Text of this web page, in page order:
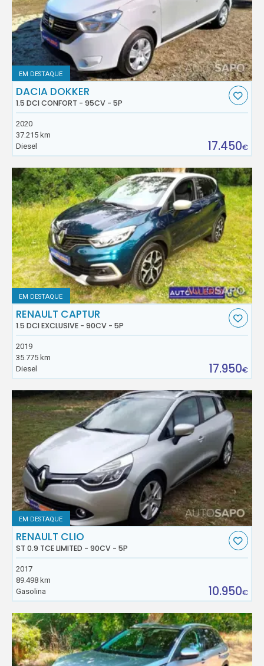
EM DESTAQUE
DACIA DOKKER
1.5 DCI CONFORT - 95CV - 5P
2020
37.215 km
Diesel
17.450€
EM DESTAQUE
RENAULT CAPTUR
1.5 DCI EXCLUSIVE - 90CV - 5P
2019
35.775 km
Diesel
17.950€
EM DESTAQUE
RENAULT CLIO
ST 0.9 TCE LIMITED - 90CV - 5P
2017
89.498 km
Gasolina
10.950€